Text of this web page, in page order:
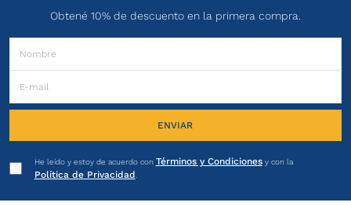
Obtené 10% de descuento en la primera compra.
ENVIAR
He leído y estoy de acuerdo con Términos y Condicionesy con la
Política de Privacidad